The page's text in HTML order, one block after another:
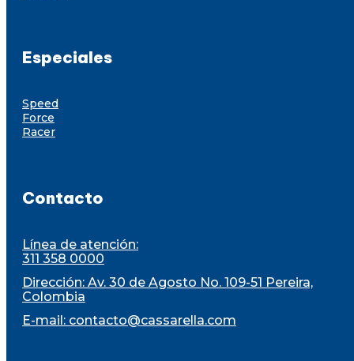
Especiales
Speed
Force
Racer
Contacto
Línea de atención:
311 358 0000
Dirección: Av. 30 de Agosto No. 109-51 Pereira,
Colombia
E-mail: contacto@cassarella.com